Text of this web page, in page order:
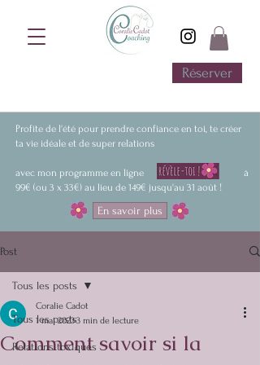
Réserver
Profite de l'été pour prendre confiance en toi, te créer
ta vie idéale et de super relations
avec mon programme en ligne à
99€ (ou 3 x 33€) au lieu de 149€ jusqu'au 31 août !
En savoir plus
Post
Tous les posts
Relations toxiques
Tous les posts
Comment savoir si la
Coralie Cadot
1 mai 20233 min de lecture